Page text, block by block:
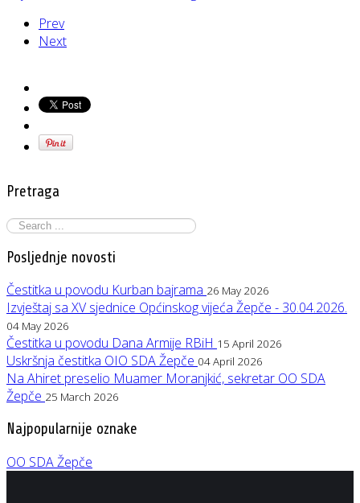
Prev
Next
Pretraga
Posljednje novosti
Čestitka u povodu Kurban bajrama 26 May 2026
Izvještaj sa XV sjednice Općinskog vijeća Žepče - 30.04.2026.
04 May 2026
Čestitka u povodu Dana Armije RBiH 15 April 2026
Uskršnja čestitka OIO SDA Žepče 04 April 2026
Na Ahiret preselio Muamer Moranjkić, sekretar OO SDA
Žepče 25 March 2026
Najpopularnije oznake
OO SDA Žepče